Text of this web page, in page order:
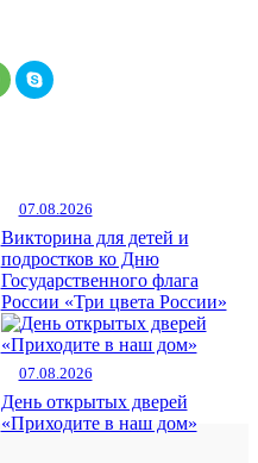
07.08.2026
Викторина для детей и
подростков ко Дню
Государственного флага
России «Три цвета России»
07.08.2026
День открытых дверей
«Приходите в наш дом»